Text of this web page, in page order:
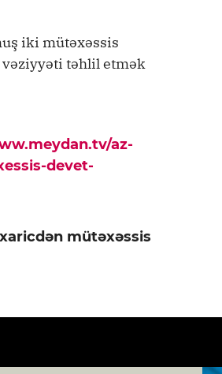
iki mütəxəssis
vəziyyəti təhlil etmək
az-
devet-
mütəxəssis